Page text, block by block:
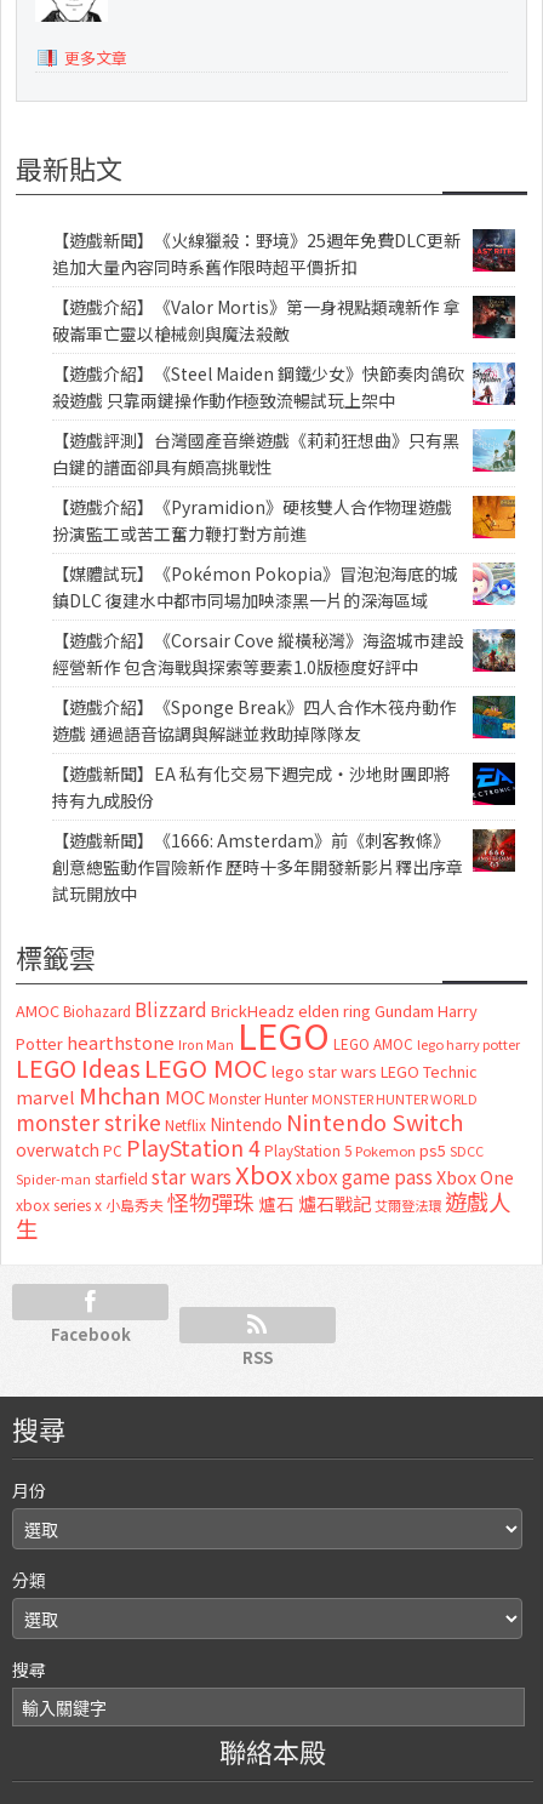
更多文章
最新貼文
【遊戲新聞】《火線獵殺：野境》25週年免費DLC更新
追加大量內容同時系舊作限時超平價折扣
【遊戲介紹】《Valor Mortis》第一身視點類魂新作 拿
破崙軍亡靈以槍械劍與魔法殺敵
【遊戲介紹】《Steel Maiden 鋼鐵少女》快節奏肉鴿砍
殺遊戲 只靠兩鍵操作動作極致流暢試玩上架中
【遊戲評測】台灣國產音樂遊戲《莉莉狂想曲》只有黑
白鍵的譜面卻具有頗高挑戰性
【遊戲介紹】《Pyramidion》硬核雙人合作物理遊戲
扮演監工或苦工奮力鞭打對方前進
【媒體試玩】《Pokémon Pokopia》冒泡泡海底的城
鎮DLC 復建水中都市同場加映漆黑一片的深海區域
【遊戲介紹】《Corsair Cove 縱橫秘灣》海盜城市建設
經營新作 包含海戰與探索等要素1.0版極度好評中
【遊戲介紹】《Sponge Break》四人合作木筏舟動作
遊戲 通過語音協調與解謎並救助掉隊隊友
【遊戲新聞】EA 私有化交易下週完成・沙地財團即將
持有九成股份
【遊戲新聞】《1666: Amsterdam》前《刺客教條》
創意總監動作冒險新作 歷時十多年開發新影片釋出序章
試玩開放中
標籤雲
AMOC Biohazard Blizzard BrickHeadz elden ring Gundam Harry
Potter hearthstone Iron Man LEGO LEGO AMOC lego harry potter
LEGO Ideas LEGO MOC lego star wars LEGO Technic
marvel Mhchan MOC Monster Hunter MONSTER HUNTER WORLD
monster strike Netflix Nintendo Nintendo Switch
overwatch PC PlayStation 4 PlayStation 5 Pokemon ps5 SDCC
Spider-man starfield star wars Xboxxbox game passXbox One
xbox series x 小島秀夫怪物彈珠 爐石 爐石戰記艾爾登法環 遊戲人
生
Facebook
RSS
搜尋
月份
分類
搜尋
聯絡本殿